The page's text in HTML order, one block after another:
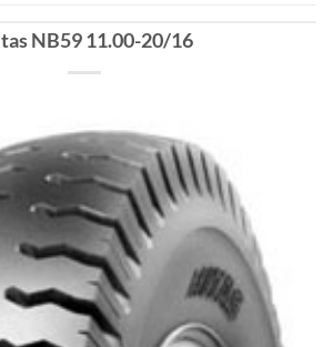
NB59 11.00-20/16